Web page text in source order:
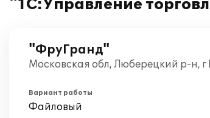
"1С:Управление
"ФруГранд"
Московская обл, Люберецкий р-н,
Вариант работы
Файловый